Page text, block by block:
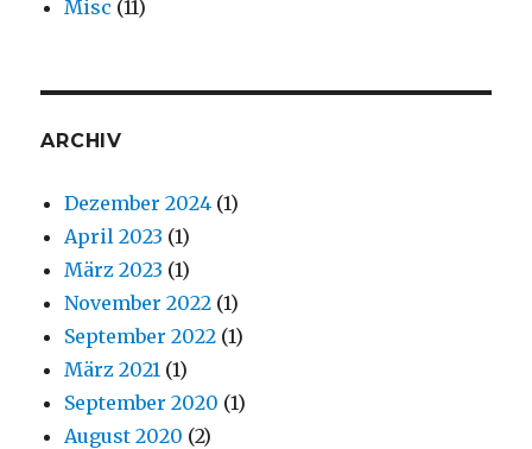
Misc (11)
ARCHIV
Dezember 2024 (1)
April 2023 (1)
März 2023 (1)
November 2022 (1)
September 2022 (1)
März 2021 (1)
September 2020 (1)
August 2020 (2)